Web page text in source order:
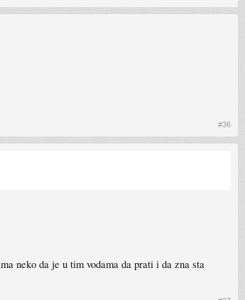
#36
neko da je u tim vodama da prati i da zna sta